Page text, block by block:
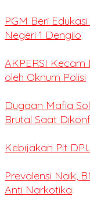
PGM Beri
Negeri 1 Dengilo
AKPERSI
oleh Oknum Polisi
Dugaan Mafia
Brutal Saat
Kebijakan Plt
Prevalensi Naik,
Anti Narkotika